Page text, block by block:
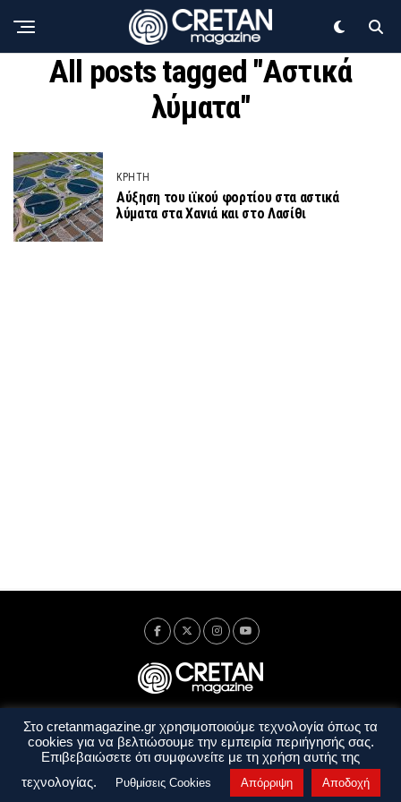
All posts tagged "Αστικά
λύματα"
ΚΡΗΤΗ
Αύξηση του ιϊκού φορτίου στα αστικά
λύματα στα Χανιά και στο Λασίθι
Ταυτότητα Πολιτική Απορρήτου
Όροι Χρήσης
Όροι και Προϋποθέσεις
Στο cretanmagazine.gr χρησιμοποιούμε τεχνολογία όπως τα
cookies για να βελτιώσουμε την εμπειρία περιήγησής σας.
Επιβεβαιώσετε ότι συμφωνείτε με τη χρήση αυτής της
τεχνολογίας.
Ρυθμίσεις Cookies Απόρριψη Αποδοχή